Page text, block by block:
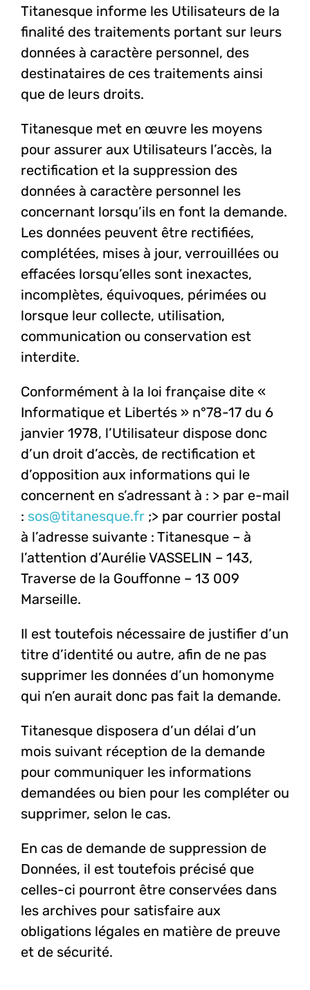
Titanesque informe les Utilisateurs de la
finalité des traitements portant sur leurs
données à caractère personnel, des
destinataires de ces traitements ainsi
que de leurs droits.
Titanesque met en œuvre les moyens
pour assurer aux Utilisateurs l’accès, la
rectification et la suppression des
données à caractère personnel les
concernant lorsqu’ils en font la demande.
Les données peuvent être rectifiées,
complétées, mises à jour, verrouillées ou
effacées lorsqu’elles sont inexactes,
incomplètes, équivoques, périmées ou
lorsque leur collecte, utilisation,
communication ou conservation est
interdite.
Conformément à la loi française dite «
Informatique et Libertés » n°78-17 du 6
janvier 1978, l’Utilisateur dispose donc
d’un droit d’accès, de rectification et
d’opposition aux informations qui le
concernent en s’adressant à : > par e-mail
: sos@titanesque.fr;> par courrier postal
à l’adresse suivante : Titanesque – à
l’attention d’Aurélie VASSELIN – 143,
Traverse de la Gouffonne – 13 009
Marseille.
Il est toutefois nécessaire de justifier d’un
titre d’identité ou autre, afin de ne pas
supprimer les données d’un homonyme
qui n’en aurait donc pas fait la demande.
Titanesque disposera d’un délai d’un
mois suivant réception de la demande
pour communiquer les informations
demandées ou bien pour les compléter ou
supprimer, selon le cas.
En cas de demande de suppression de
Données, il est toutefois précisé que
celles-ci pourront être conservées dans
les archives pour satisfaire aux
obligations légales en matière de preuve
et de sécurité.